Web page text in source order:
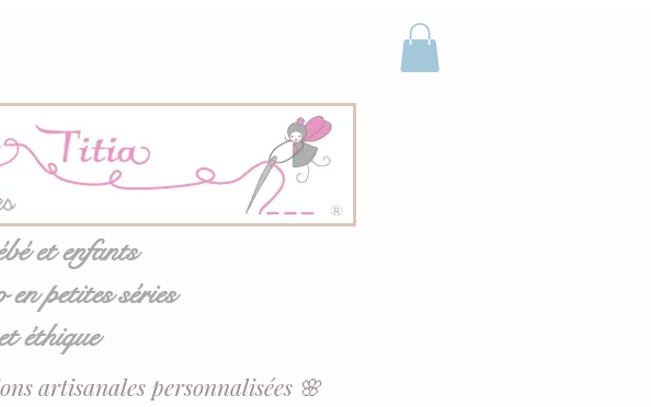
et enfants
petites séries
éthique
artisanales personnalisées 🌸